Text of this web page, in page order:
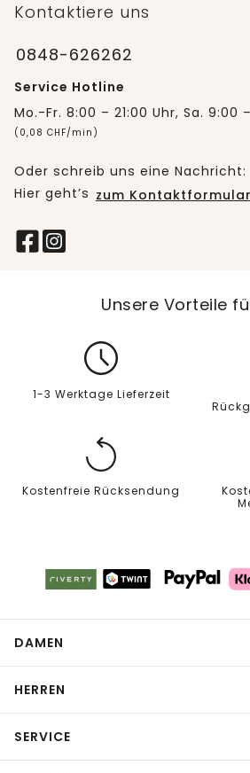
Kontaktiere uns
0848-626262
Service Hotline
Mo.-Fr. 8:00 – 21:00 Uhr, Sa. 9:00
(0,08 CHF/min)
Oder schreib uns eine Nachricht:
Hier geht’s zum Kontaktformular
Unsere Vorteile
1-3 Werktage Lieferzeit
Kostenfreie Rücksendung
DAMEN
HERREN
SERVICE